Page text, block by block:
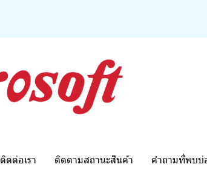
ติดต่อเรา ติดตามสถานะสินค้า คำถามที่พบบ่